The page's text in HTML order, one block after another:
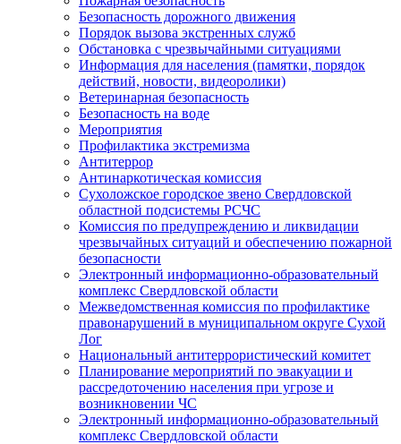
Безопасность дорожного движения
Порядок вызова экстренных служб
Обстановка с чрезвычайными ситуациями
Информация для населения (памятки, порядок
действий, новости, видеоролики)
Ветеринарная безопасность
Безопасность на воде
Мероприятия
Профилактика экстремизма
Антитеррор
Антинаркотическая комиссия
Сухоложское городское звено Свердловской
областной подсистемы РСЧС
Комиссия по предупреждению и ликвидации
чрезвычайных ситуаций и обеспечению пожарной
безопасности
Электронный информационно-образовательный
комплекс Cвердловской области
Межведомственная комиссия по профилактике
правонарушений в муниципальном округе Сухой
Лог
Национальный антитеррористический комитет
Планирование мероприятий по эвакуации и
рассредоточению населения при угрозе и
возникновении ЧС
Электронный информационно-образовательный
комплекс Свердловской области